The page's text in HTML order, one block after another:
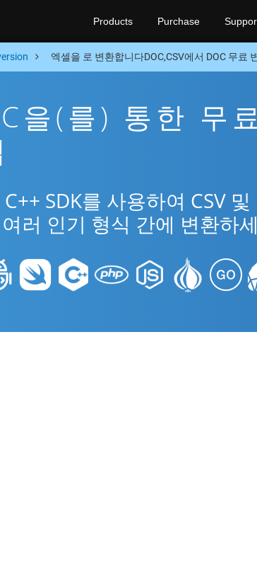
Products Purchase
엑셀을 로 변환합니다DOC,CSV에서 DOC 무료
을(를) 통한 무
SDK를 사용하여 CSV
러 인기 형식 간에 변환하